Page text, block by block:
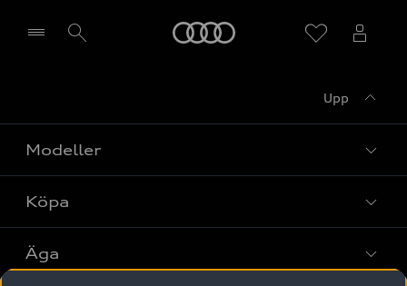
Upp
Modeller
Alla modeller
Elbilar
Köpa
Privaterbjudanden
Äga